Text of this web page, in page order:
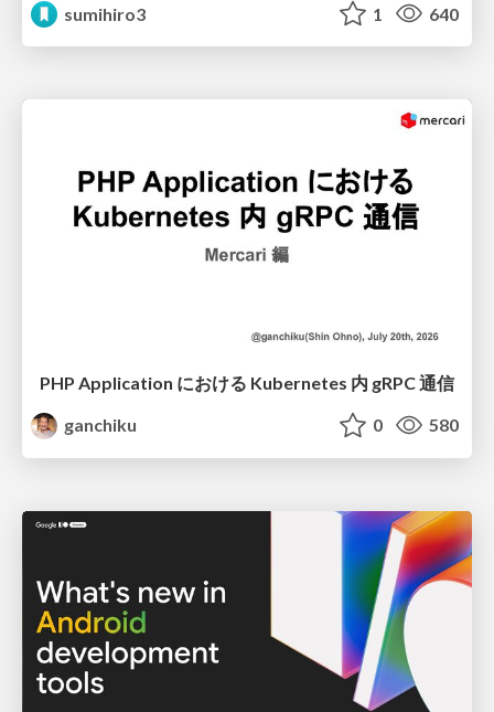
sumihiro3
1 640
PHP Application における Kubernetes 内 gRPC 通信
ganchiku
0 580